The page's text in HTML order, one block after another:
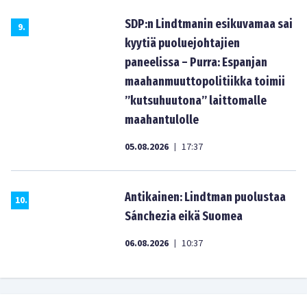
9.
SDP:n Lindtmanin esikuvamaa sai
kyytiä puoluejohtajien
paneelissa – Purra: Espanjan
maahanmuuttopolitiikka toimii
”kutsuhuutona” laittomalle
maahantulolle
05.08.2026 | 17:37
10.
Antikainen: Lindtman puolustaa
Sánchezia eikä Suomea
06.08.2026 | 10:37